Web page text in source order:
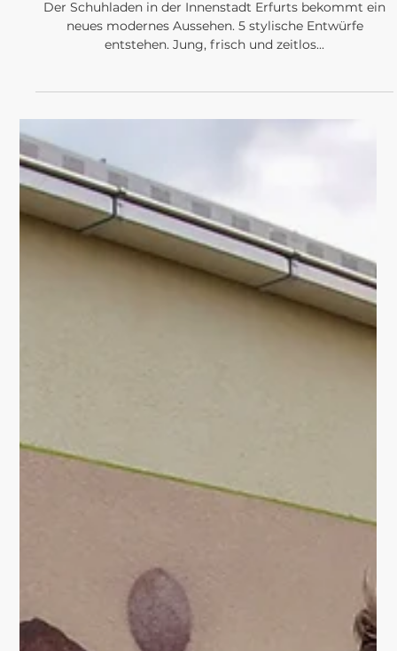
PROJEKTE
FROM STORE TO
TRENDSTORE
Der Schuhladen in der Innenstadt Erfurts bekommt ein
neues modernes Aussehen. 5 stylische Entwürfe